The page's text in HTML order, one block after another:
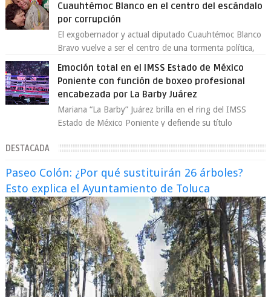
Cuauhtémoc Blanco en el centro del escándalo
por corrupción
El exgobernador y actual diputado Cuauhtémoc Blanco
Bravo vuelve a ser el centro de una tormenta política,
Emoción total en el IMSS Estado de México
Poniente con función de boxeo profesional
encabezada por La Barby Juárez
Mariana “La Barby” Juárez brilla en el ring del IMSS
Estado de México Poniente y defiende su título
DESTACADA
Paseo Colón: ¿Por qué sustituirán 26 árboles?
Esto explica el Ayuntamiento de Toluca